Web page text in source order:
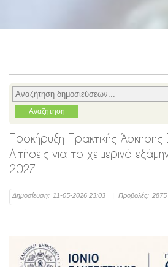
Προκήρυξη Πρακτικής Άσκησης
Αιτήσεις για το χειμερινό
2027
Δημοσίευση: 11-05-2026 23:03 | Προβολές: 2875